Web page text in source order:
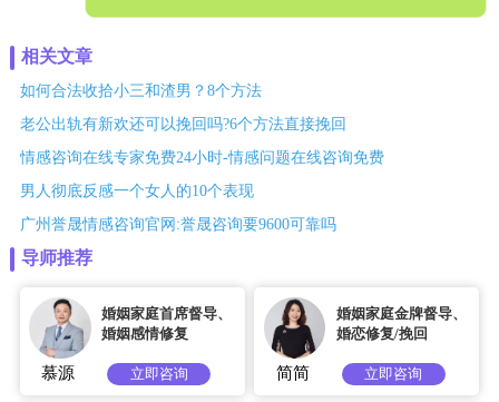
相关文章
如何合法收拾小三和渣男？8个方法
老公出轨有新欢还可以挽回吗?6个方法直接挽回
情感咨询在线专家免费24小时-情感问题在线咨询免费
男人彻底反感一个女人的10个表现
广州誉晟情感咨询官网:誉晟咨询要9600可靠吗
导师推荐
婚姻家庭首席督导、
婚姻感情修复
慕源 立即咨询
婚姻家庭金牌督导、
婚恋修复/挽回
简简 立即咨询